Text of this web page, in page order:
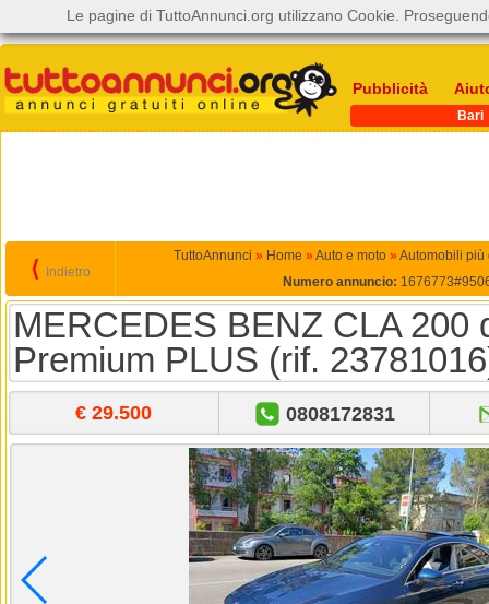
Pubblicità
Bari
⟨ Indietro
TuttoAnnunci » Home » Auto e moto » Automobili più
Numero annuncio:
MERCEDES BENZ CLA 200
Premium PLUS (rif.
€ 29.500 0808172831
Le pagine di TuttoAnnunci.org utilizzano Cookie.